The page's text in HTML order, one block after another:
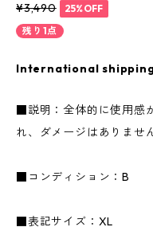
¥3,490
25%OFF
残り1点
International
■説明：全体的に使用感
れ、ダメージはありませ
■コンディション：B
■表記サイズ：XL